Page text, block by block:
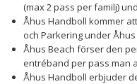
(max 2 pass per familj)
Åhus Handboll kommer
och Parkering under
Åhus Beach förser den
entréband per pass man
Åhus Handboll erbjuder